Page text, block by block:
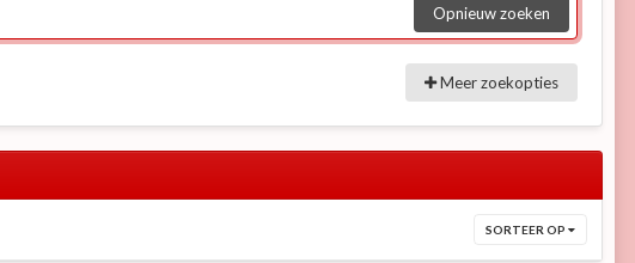
Opnieuw zoeken
Meer zoekopties
SORTEER OP